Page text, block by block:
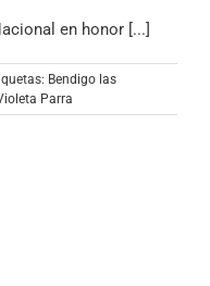
en honor [...]
Bendigo las
Parra